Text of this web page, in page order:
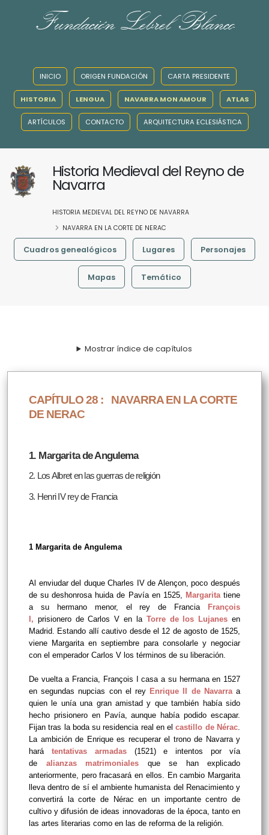
Fundación Lebrel Blanco
INICIO ORIGEN FUNDACIÓN CARTA PRESIDENTE
HISTORIA LENGUA NAVARRA MON AMOUR ATLAS
ARTÍCULOS CONTACTO ARQUITECTURA ECLESIÁSTICA
Historia Medieval del Reyno de
Navarra
HISTORIA MEDIEVAL DEL REYNO DE NAVARRA
NAVARRA EN LA CORTE DE NERAC
Cuadros genealógicos Lugares Personajes
Mapas Temático
Mostrar índice de capítulos
CAPÍTULO 28 : NAVARRA EN LA CORTE
DE NERAC
1. Margarita de Angulema
2. Los Albret en las guerras de religión
3. Henri IV rey de Francia
1 Margarita de Angulema
Al enviudar del duque Charles IV de Alençon, poco después
de su deshonrosa huida de Pavía en 1525, Margarita tiene
a su hermano menor, el rey de Francia
François
, prisionero de Carlos V en la Torre de los Lujanes en
Madrid. Estando allí cautivo desde el 12 de agosto de 1525,
viene Margarita en septiembre para consolarle y negociar
con el emperador Carlos V los términos de su liberación.
De vuelta a Francia, François I casa a su hermana en 1527
en segundas nupcias con el rey Enrique II de Navarraa
quien le unía una gran amistad y que también había sido
hecho prisionero en Pavía, aunque había podido escapar.
Fijan tras la boda su residencia real en elcastillo de Nérac.
La ambición de Enrique es recuperar el trono de Navarra y
hará tentativas armadas (1521) e intentos por vía
de alianzas matrimoniales
que se han explicado
anteriormente, pero fracasará en ellos. En cambio Margarita
lleva dentro de sí el ambiente humanista del Renacimiento y
convertirá la corte de Nérac en un importante centro de
cultivo y difusión de ideas innovadoras de la época, tanto en
las artes literarias como en las de reforma de la religión.